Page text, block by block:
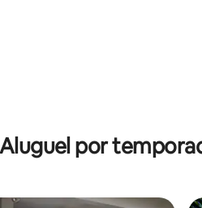
de 5, 19 avaliações
Aluguel por